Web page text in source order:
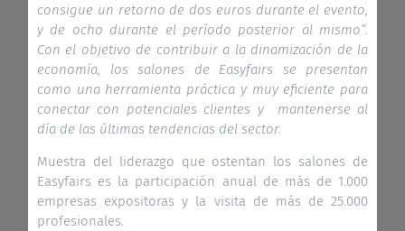
consigue un retorno de dos euros durante el evento,
y de ocho durante el período posterior al mismo”.
Con el objetivo de contribuir a la dinamización de la
economía, los salones de Easyfairs se presentan
como una herramienta práctica y muy eficiente para
conectar con potenciales clientes y mantenerse al
día de las últimas tendencias del sector.
Muestra del liderazgo que ostentan los salones de
Easyfairs es la participación anual de más de 1.000
empresas expositoras y la visita de más de 25.000
profesionales.